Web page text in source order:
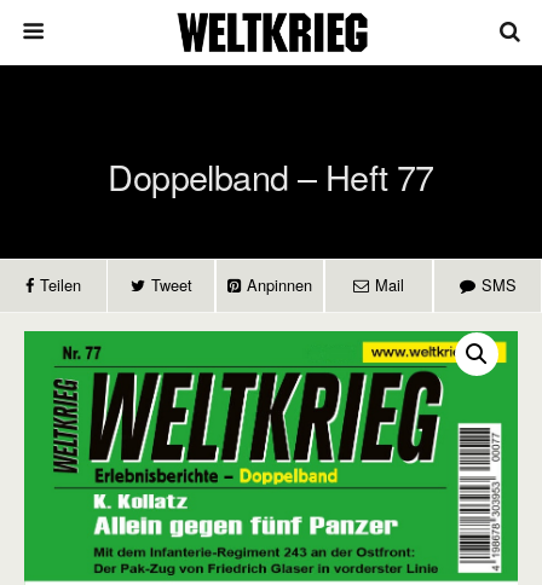
Doppelband – Heft 77
Teilen Tweet Anpinnen Mail SMS